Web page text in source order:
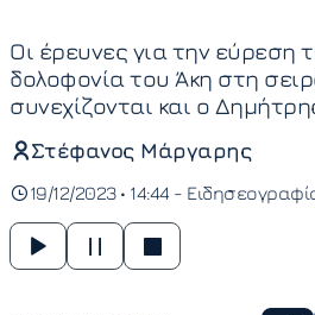
Οι έρευνες για την εύρεση
δολοφονία του Άκη στη
συνεχίζονται και ο
Στέφανος Μάργαρης
19/12/2023 • 14:44 -